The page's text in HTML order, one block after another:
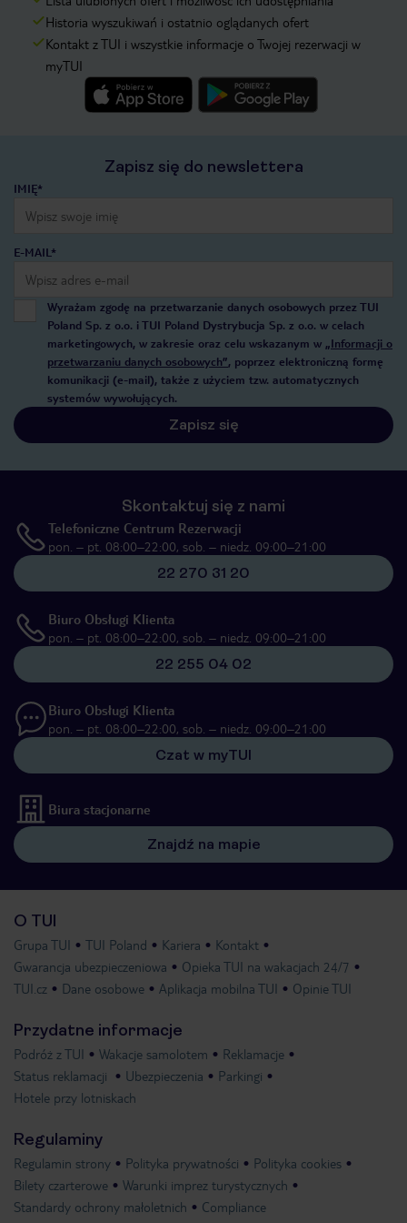
Historia wyszukiwań i ostatnio oglądanych ofert
Kontakt z TUI i wszystkie informacje o Twojej rezerwacji w
myTUI
Zapisz się do newslettera
IMIĘ*
E-MAIL*
Wyrażam zgodę na przetwarzanie danych osobowych przez TUI
Poland Sp. z o.o. i TUI Poland Dystrybucja Sp. z o.o. w celach
marketingowych, w zakresie oraz celu wskazanym w „Informacji o
przetwarzaniu danych osobowych”, poprzez elektroniczną formę
komunikacji (e-mail), także z użyciem tzw. automatycznych
systemów wywołujących.
Zapisz się
Skontaktuj się z nami
Telefoniczne Centrum Rezerwacji
pon. – pt. 08:00–22:00, sob. – niedz. 09:00–21:00
22 270 31 20
Biuro Obsługi Klienta
pon. – pt. 08:00–22:00, sob. – niedz. 09:00–21:00
22 255 04 02
Biuro Obsługi Klienta
pon. – pt. 08:00–22:00, sob. – niedz. 09:00–21:00
Czat w myTUI
Biura stacjonarne
Znajdź na mapie
O TUI
Grupa TUI TUI Poland Kariera
Kontakt
Gwarancja ubezpieczeniowa
Opieka TUI na wakacjach 24/7
TUI.cz
Dane osobowe Aplikacja mobilna TUI Opinie TUI
Przydatne informacje
Podróż z TUI Wakacje samolotem
Reklamacje
Status reklamacji
Ubezpieczenia
Parkingi
Hotele przy lotniskach
Regulaminy
Regulamin strony Polityka prywatności
Polityka cookies
Bilety czarterowe
Warunki imprez turystycznych
Standardy ochrony małoletnich
Compliance